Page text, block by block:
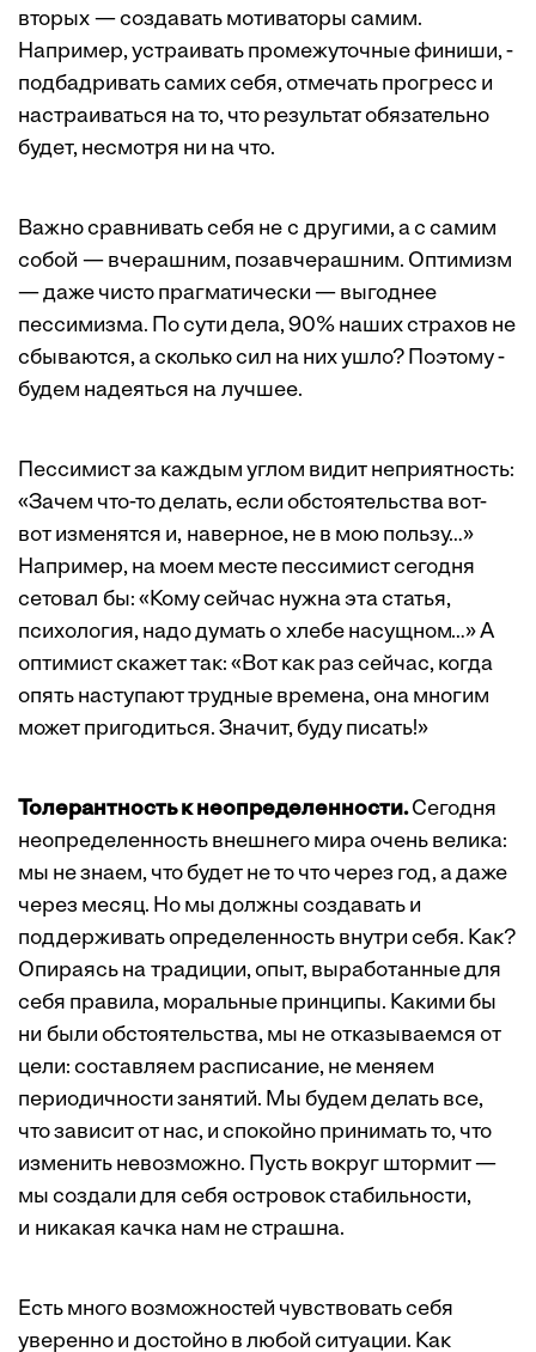
вторых — создавать мотиваторы ­самим.
Например, устраивать ­промежуточные финиши, ­
подбадривать самих себя, отмечать прогресс и
настраиваться на то, что результат обязательно
будет, несмотря ни на что.
Важно сравнивать себя не с другими, а с самим
собой — вчерашним, позавчерашним. Оптимизм
— даже чисто прагматически — выгоднее
пессимизма. По сути дела, 90% наших страхов не
сбываются, а сколько сил на них ушло? Поэтому ­
будем надеяться на лучшее.
Пессимист за каждым углом видит неприятность:
«Зачем что-то делать, если обстоятельства вот-
вот изменятся и, наверное, не в мою пользу…»
Например, на моем месте пессимист сегодня
сетовал бы: «Кому сейчас нужна эта статья,
психология, надо думать о хлебе насущном…» А
оптимист скажет так: «Вот как раз сейчас, когда
опять наступают трудные времена, она многим
может пригодиться. Значит, буду писать!»
Толерантность к неопределенности.Сегодня
неопределенность внешнего мира очень велика:
мы не знаем, что будет не то что через год, а даже
через месяц. Но мы должны создавать и
поддерживать определенность внутри себя. Как?
Опираясь на традиции, опыт, выработанные для
себя правила, моральные принципы. Какими бы
ни были обстоятельства, мы не отказываемся от
цели: составляем расписание, не меняем
периодичности занятий. Мы будем делать все,
что зависит от нас, и спокойно принимать то, что
изменить невозможно. Пусть вокруг штормит —
мы создали для себя островок стабильности,
и никакая качка нам не страшна.
Есть много возможностей чувствовать себя
уверенно и достойно в любой ситуации. Как